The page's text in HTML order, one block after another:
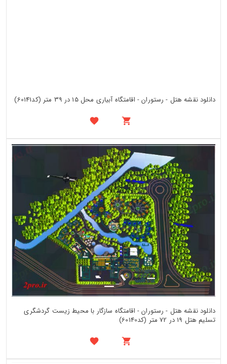
دانلود نقشه هتل - رستوران - اقامتگاه آبیاری محل 15 در 39 متر (کد60141)
دانلود نقشه هتل - رستوران - اقامتگاه سازگار با محیط زیست گردشگری
تسلیم هتل 19 در 72 متر (کد60140)